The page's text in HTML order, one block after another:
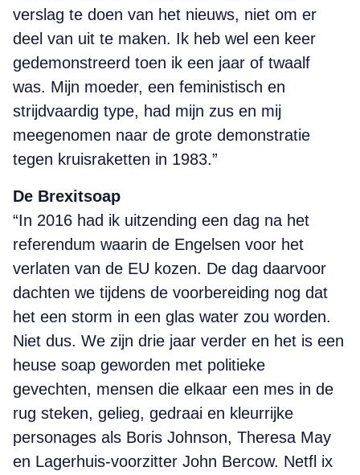
verslag te doen van het nieuws, niet om er
deel van uit te maken. Ik heb wel een keer
gedemonstreerd toen ik een jaar of twaalf
was. Mijn moeder, een feministisch en
strijdvaardig type, had mijn zus en mij
meegenomen naar de grote demonstratie
tegen kruisraketten in 1983.”
De Brexitsoap
“In 2016 had ik uitzending een dag na het
referendum waarin de Engelsen voor het
verlaten van de EU kozen. De dag daarvoor
dachten we tijdens de voorbereiding nog dat
het een storm in een glas water zou worden.
Niet dus. We zijn drie jaar verder en het is een
heuse soap geworden met politieke
gevechten, mensen die elkaar een mes in de
rug steken, gelieg, gedraai en kleurrijke
personages als Boris Johnson, Theresa May
en Lagerhuis-voorzitter John Bercow. Netfl ix